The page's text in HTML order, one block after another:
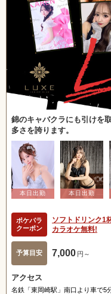
錦のキャバクラにも引けを
多さを誇ります。
ポケパラ
クーポン
ソフトドリンク1
カラオケ無料!
予算目安 7,000 円～
アクセス
名鉄「東岡崎駅」南口より車で5